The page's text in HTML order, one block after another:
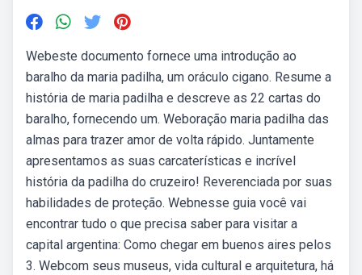
Webeste documento fornece uma introdução ao
baralho da maria padilha, um oráculo cigano. Resume a
história de maria padilha e descreve as 22 cartas do
baralho, fornecendo um. Weboração maria padilha das
almas para trazer amor de volta rápido. Juntamente
apresentamos as suas carcaterísticas e incrível
história da padilha do cruzeiro! Reverenciada por suas
habilidades de proteção. Webnesse guia você vai
encontrar tudo o que precisa saber para visitar a
capital argentina: Como chegar em buenos aires pelos
3. Webcom seus museus, vida cultural e arquitetura, há